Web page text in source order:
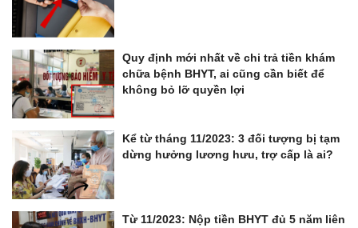
Quy định mới nhất về chi trả tiền khám
chữa bệnh BHYT, ai cũng cần biết để
không bỏ lỡ quyền lợi
Kể từ tháng 11/2023: 3 đối tượng bị tạm
dừng hưởng lương hưu, trợ cấp là ai?
Từ 11/2023: Nộp tiền BHYT đủ 5 năm liên